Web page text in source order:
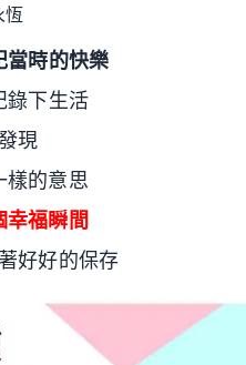
恆
當時的快樂
錄下生活
現
樣的意思
幸福瞬間
好好的保存